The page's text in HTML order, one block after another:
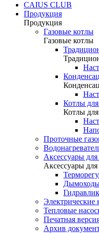
CAIUS CLUB
Продукция
Продукция
Газовые котлы
Газовые котлы
Котлы
Котлы
Проточные
Аксессуары
Аксессуары
Электрические
Тепловые
Печатная
Архив